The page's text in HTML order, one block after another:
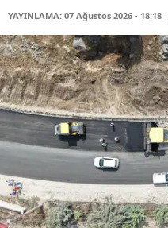
YAYINLAMA: 07 Ağustos 2026 - 18:18